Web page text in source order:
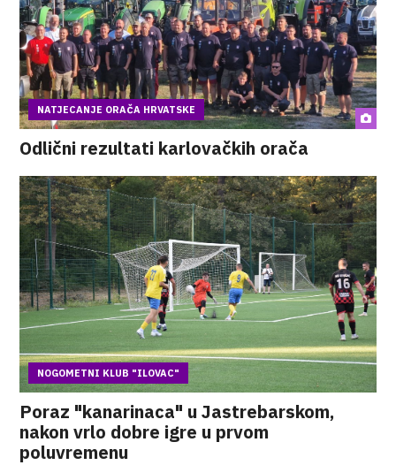
NATJECANJE ORAČA HRVATSKE
Odlični rezultati karlovačkih orača
NOGOMETNI KLUB "ILOVAC"
Poraz "kanarinaca" u Jastrebarskom,
nakon vrlo dobre igre u prvom
poluvremenu